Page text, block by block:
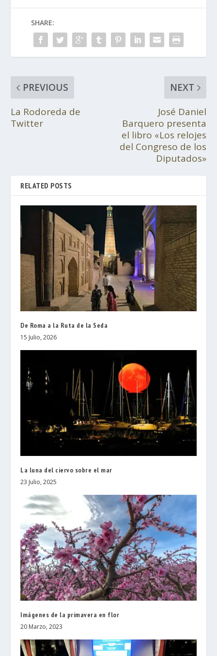
SHARE:
PREVIOUS
La Rodoreda de
Twitter
NEXT
José Daniel
Barquero presenta
el libro «Los relojes
del Congreso de los
Diputados»
RELATED POSTS
De Roma a la Ruta de la Seda
15 Julio, 2026
La luna del ciervo sobre el mar
23 Julio, 2025
Imágenes de la primavera en flor
20 Marzo, 2023